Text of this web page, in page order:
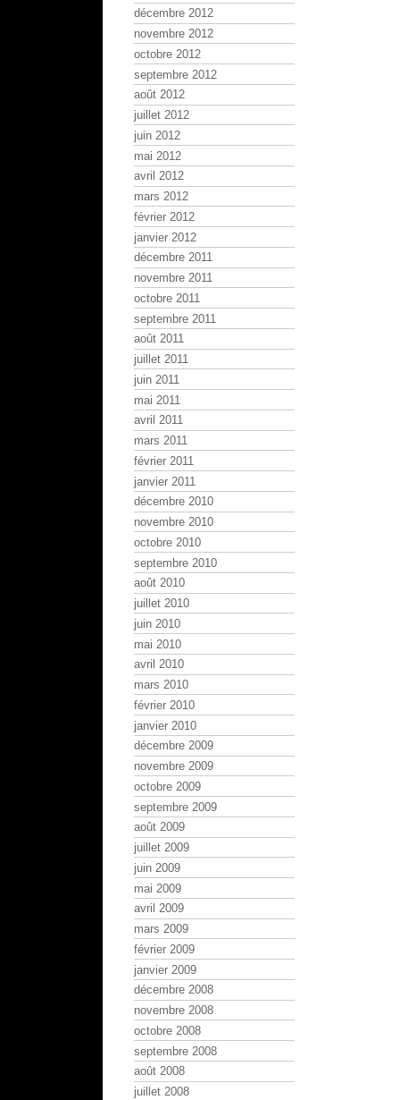
décembre 2012
novembre 2012
octobre 2012
septembre 2012
août 2012
juillet 2012
juin 2012
mai 2012
avril 2012
mars 2012
février 2012
janvier 2012
décembre 2011
novembre 2011
octobre 2011
septembre 2011
août 2011
juillet 2011
juin 2011
mai 2011
avril 2011
mars 2011
février 2011
janvier 2011
décembre 2010
novembre 2010
octobre 2010
septembre 2010
août 2010
juillet 2010
juin 2010
mai 2010
avril 2010
mars 2010
février 2010
janvier 2010
décembre 2009
novembre 2009
octobre 2009
septembre 2009
août 2009
juillet 2009
juin 2009
mai 2009
avril 2009
mars 2009
février 2009
janvier 2009
décembre 2008
novembre 2008
octobre 2008
septembre 2008
août 2008
juillet 2008